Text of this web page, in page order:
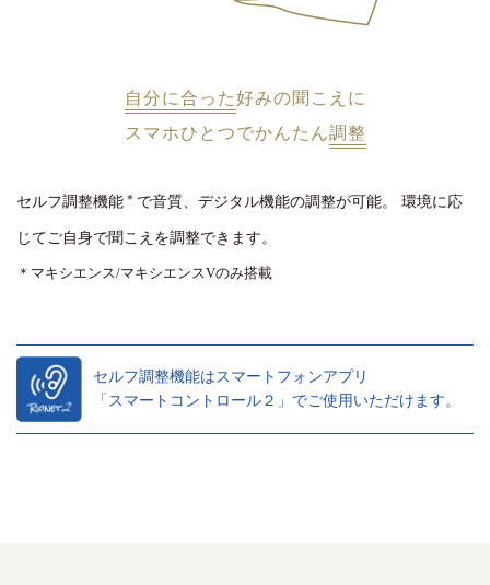
自分に合った好みの聞こえに
スマホひとつでかんたん調整
セルフ調整機能 ＊ で音質、デジタル機能の調整が可能。 環境に応
じてご自身で聞こえを調整できます。
＊マキシエンス/マキシエンスVのみ搭載
セルフ調整機能はスマートフォンアプリ
「スマートコントロール２」でご使用いただけます。